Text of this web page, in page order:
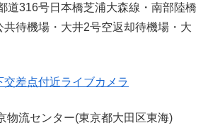
道316号日本橋芝浦大森線・南部陸橋
待機場・大井2号空返却待機場・大
差点付近ライブカメラ
物流センター(東京都大田区東海)